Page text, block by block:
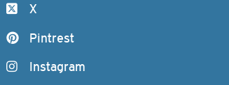
X
Pintrest
Instagram